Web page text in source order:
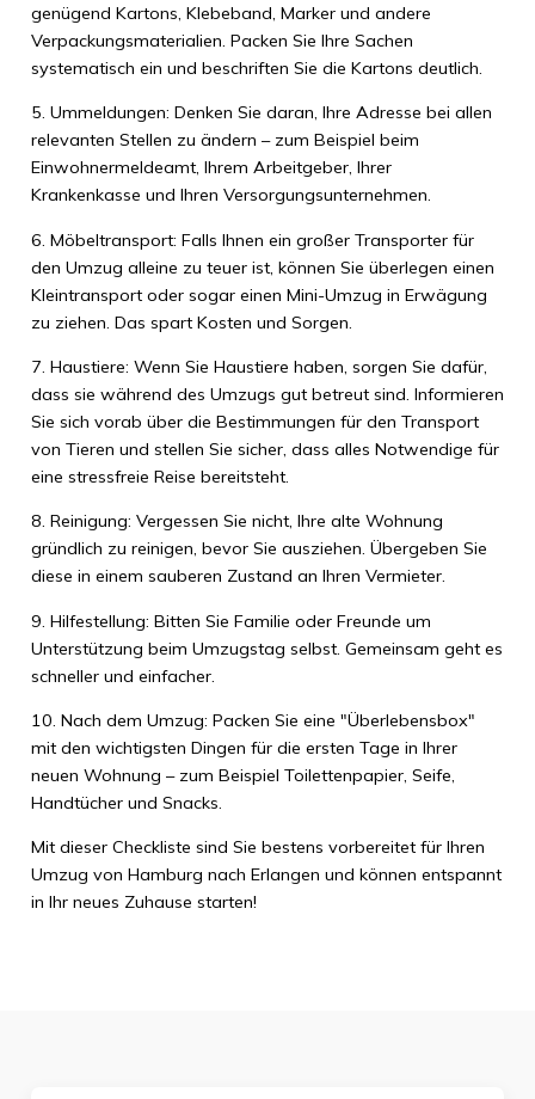
genügend Kartons, Klebeband, Marker und andere
Verpackungsmaterialien. Packen Sie Ihre Sachen
systematisch ein und beschriften Sie die Kartons deutlich.
5. Ummeldungen: Denken Sie daran, Ihre Adresse bei allen
relevanten Stellen zu ändern – zum Beispiel beim
Einwohnermeldeamt, Ihrem Arbeitgeber, Ihrer
Krankenkasse und Ihren Versorgungsunternehmen.
6. Möbeltransport: Falls Ihnen ein großer Transporter für
den Umzug alleine zu teuer ist, können Sie überlegen einen
Kleintransport oder sogar einen Mini-Umzug in Erwägung
zu ziehen. Das spart Kosten und Sorgen.
7. Haustiere: Wenn Sie Haustiere haben, sorgen Sie dafür,
dass sie während des Umzugs gut betreut sind. Informieren
Sie sich vorab über die Bestimmungen für den Transport
von Tieren und stellen Sie sicher, dass alles Notwendige für
eine stressfreie Reise bereitsteht.
8. Reinigung: Vergessen Sie nicht, Ihre alte Wohnung
gründlich zu reinigen, bevor Sie ausziehen. Übergeben Sie
diese in einem sauberen Zustand an Ihren Vermieter.
9. Hilfestellung: Bitten Sie Familie oder Freunde um
Unterstützung beim Umzugstag selbst. Gemeinsam geht es
schneller und einfacher.
10. Nach dem Umzug: Packen Sie eine "Überlebensbox"
mit den wichtigsten Dingen für die ersten Tage in Ihrer
neuen Wohnung – zum Beispiel Toilettenpapier, Seife,
Handtücher und Snacks.
Mit dieser Checkliste sind Sie bestens vorbereitet für Ihren
Umzug von Hamburg nach Erlangen und können entspannt
in Ihr neues Zuhause starten!